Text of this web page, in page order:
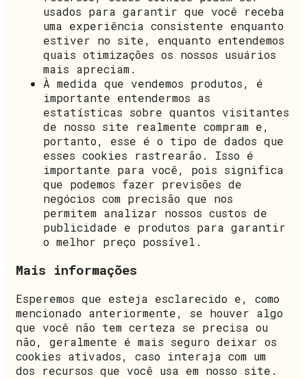
usados para garantir que você receba
uma experiência consistente enquanto
estiver no site, enquanto entendemos
quais otimizações os nossos usuários
mais apreciam.
À medida que vendemos produtos, é
importante entendermos as
estatísticas sobre quantos visitantes
de nosso site realmente compram e,
portanto, esse é o tipo de dados que
esses cookies rastrearão. Isso é
importante para você, pois significa
que podemos fazer previsões de
negócios com precisão que nos
permitem analizar nossos custos de
publicidade e produtos para garantir
o melhor preço possível.
Mais informações
Esperemos que esteja esclarecido e, como
mencionado anteriormente, se houver algo
que você não tem certeza se precisa ou
não, geralmente é mais seguro deixar os
cookies ativados, caso interaja com um
dos recursos que você usa em nosso site.